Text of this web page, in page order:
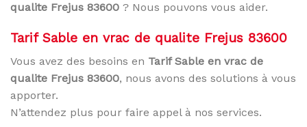
qualite Frejus 83600 ? Nous pouvons vous aider.
Tarif Sable en vrac de qualite Frejus 83600
Vous avez des besoins en Tarif Sable en vrac de
qualite Frejus 83600, nous avons des solutions à vous
apporter.
N’attendez plus pour faire appel à nos services.